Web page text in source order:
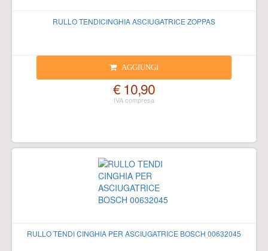
RULLO TENDICINGHIA ASCIUGATRICE ZOPPAS
AGGIUNGI
€ 10,90
RULLO TENDI CINGHIA PER ASCIUGATRICE BOSCH 00632045